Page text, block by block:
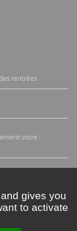
rentrées
votre :
gives you
to activate